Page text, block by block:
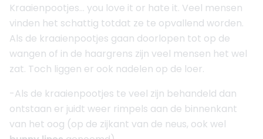
Kraaienpootjes... you love it or hate it. Veel mensen
vinden het schattig totdat ze te opvallend worden.
Als de kraaienpootjes gaan doorlopen tot op de
wangen of in de haargrens zijn veel mensen het wel
zat. Toch liggen er ook nadelen op de loer.
-Als de kraaienpootjes te veel zijn behandeld dan
ontstaan er juidt weer rimpels aan de binnenkant
van het oog (op de zijkant van de neus, ook wel